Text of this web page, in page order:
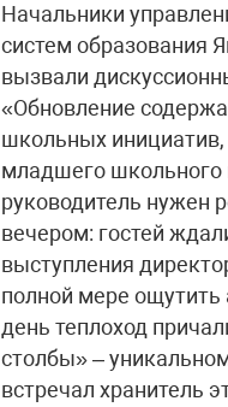
Начальники
систем образования
вызвали
«Обновление
школьных
младшего школьного
руководитель
вечером: гостей
выступления
полной мере
день теплоход
столбы» –
встречал хранитель